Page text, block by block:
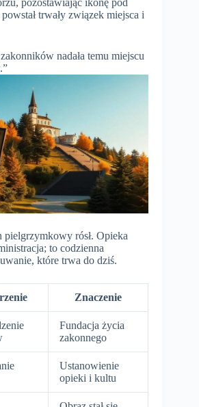
pozostawiając ikonę pod
trwały związek miejsca i
nadała temu miejscu
rósł. Opieka
to codzienna
które trwa do dziś.
Znaczenie
Fundacja życia
zakonnego
Ustanowienie
opieki i kultu